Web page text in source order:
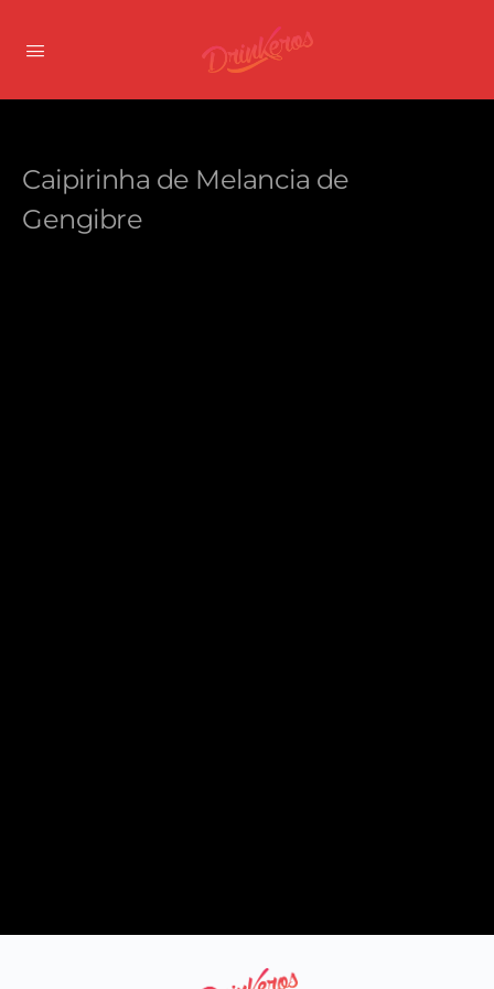
Caipirinha de Melancia de
Gengibre